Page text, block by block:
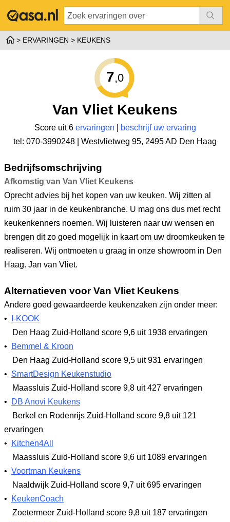
ERVARINGEN KEUKENS
7,0
Van Vliet Keukens
Score uit 6 ervaringen
beschrijf uw ervaring
tel: 070-3990248 | Westvlietweg 95, 2495 AD Den Haag
Bedrijfsomschrijving
Afkomstig van Van Vliet Keukens
Oprecht advies bij het kopen van uw keuken. Wij zitten al
ruim 30 jaar in de keukenbranche. U mag ons dus met recht
keukenkenners noemen. Wij luisteren naar uw wensen en
brengen dit zo goed mogelijk in kaart om uw droomkeuken te
realiseren. Wij ontmoeten u graag in onze showroom in Den
Haag. Jan van Vliet.
Alternatieven voor Van Vliet Keukens
Andere goed gewaardeerde keukenzaken zijn onder meer:
•
I-KOOK
Den Haag Zuid-Holland score 9,6 uit 1938 ervaringen
•
Bemmel & Kroon
Den Haag Zuid-Holland score 9,5 uit 931 ervaringen
• SmartDesign Keukenstudio
Maassluis Zuid-Holland score 9,8 uit 427 ervaringen
•
DB Anovi Keukens
Berkel en Rodenrijs Zuid-Holland score 9,8 uit 121
ervaringen
•
Kitchen4All
Maassluis Zuid-Holland score 9,6 uit 1089 ervaringen
• Voortman Keukens
Naaldwijk Zuid-Holland score 9,7 uit 695 ervaringen
•
KeukenCoach
Zoetermeer Zuid-Holland score 9,8 uit 187 ervaringen